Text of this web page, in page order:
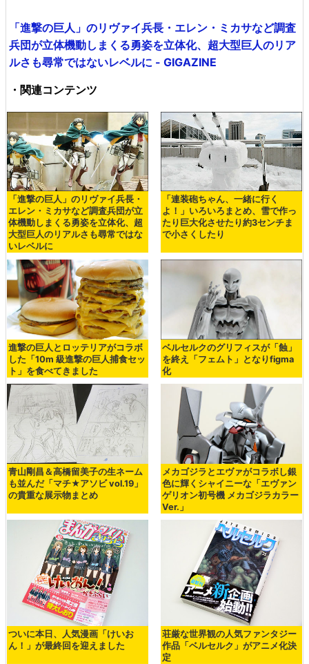
「進撃の巨人」のリヴァイ兵長・エレン・ミカサなど調査
兵団が立体機動しまくる勇姿を立体化、超大型巨人のリア
ルさも尋常ではないレベルに - GIGAZINE
・関連コンテンツ
「進撃の巨人」のリヴァイ兵長・
エレン・ミカサなど調査兵団が立
体機動しまくる勇姿を立体化、超
大型巨人のリアルさも尋常ではな
いレベルに
「連装砲ちゃん、一緒に行く
よ！」いろいろまとめ、雪で作っ
たり巨大化させたり約3センチま
で小さくしたり
進撃の巨人とロッテリアがコラボ
した「10m 級進撃の巨人捕食セッ
ト」を食べてきました
ベルセルクのグリフィスが「蝕」
を終え「フェムト」となりfigma
化
青山剛昌＆高橋留美子の生ネーム
も並んだ「マチ★アソビ vol.19」
の貴重な展示物まとめ
メカゴジラとエヴァがコラボし銀
色に輝くシャイニーな「エヴァン
ゲリオン初号機 メカゴジラカラー
Ver.」
ついに本日、人気漫画「けいお
ん！」が最終回を迎えました
荘厳な世界観の人気ファンタジー
作品「ベルセルク」がアニメ化決
定